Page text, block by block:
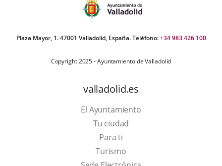
Plaza Mayor, 1. 47001 Valladolid, España. Teléfono:+34 983 426 100
Copyright 2025 - Ayuntamiento de Valladolid
valladolid.es
El Ayuntamiento
Tu ciudad
Para ti
TurismoEste